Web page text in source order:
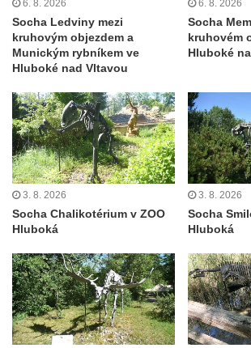
Socha Atlet v ZOO Leipzig
Socha Marabu v ZOO Leipzig
Leipzig
Socha Iásón v ZOO Leipzig
Socha Mladý slon v ZOO Leipzig
Socha Býk v ZOO Dresden
Socha Uprchlý otrok bojuje s divokým psem
v ZOO Dresden
Socha slona v ZOO Dresden
Socha Faun s medvíďaty v ZOO Dresden
Socha divokého prasete před vstupem do
ZOO Dresden
6. 8. 2026
Socha Ledviny mezi
kruhovým objezdem a
Munickým rybníkem ve
Hluboké nad Vltavou
6. 8. 2026
Socha
kruhovém
Hluboké
3. 8. 2026
Socha Chalikotérium v ZOO
Hluboká
3. 8. 2026
Socha
Hluboká